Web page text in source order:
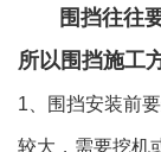
围挡往往
所以围挡施工
1、围挡安装前
较大，需要挖机